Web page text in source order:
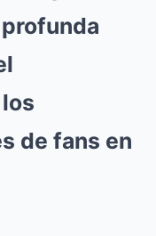
de fans en